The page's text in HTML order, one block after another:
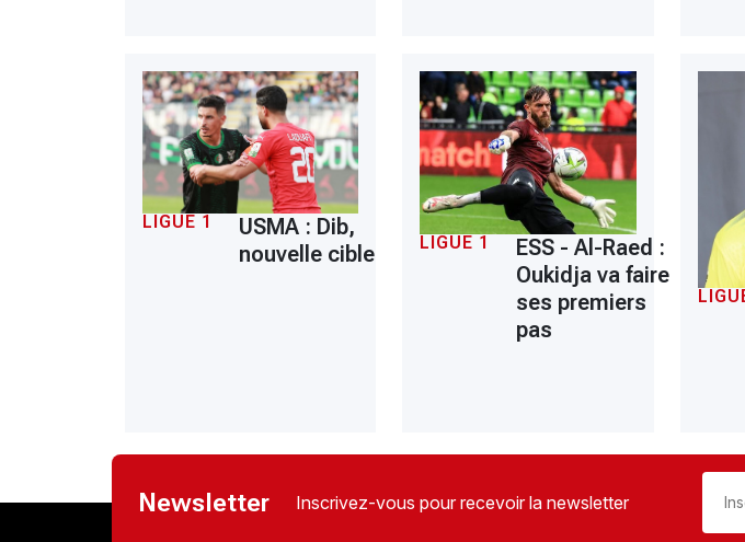
LIGUE 1
USMA : Dib,
nouvelle cible
LIGUE 1
ESS - Al-Raed :
Oukidja va faire
ses premiers
pas
Newsletter Inscrivez-vous pour recevoir la newsletter